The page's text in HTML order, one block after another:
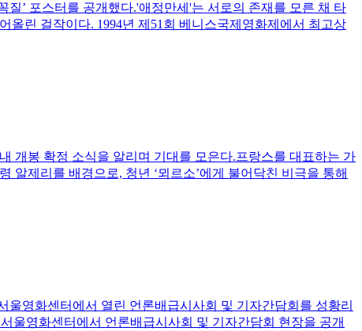
’ 포스터를 공개했다.'애정만세'는 서로의 존재를 모른 채 타
린 걸작이다. 1994년 제51회 베니스국제영화제에서 최고상
개봉 확정 소식을 알리며 기대를 모은다.프랑스를 대표하는 가
알제리를 배경으로, 청년 ‘뫼르소’에게 불어닥친 비극을 통해
울영화센터에서 열린 언론배급시사회 및 기자간담회를 성황리
울영화센터에서 언론배급시사회 및 기자간담회 현장을 공개